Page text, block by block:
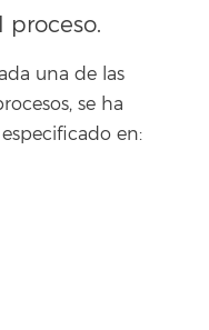
proceso.
una de las
se ha
en: